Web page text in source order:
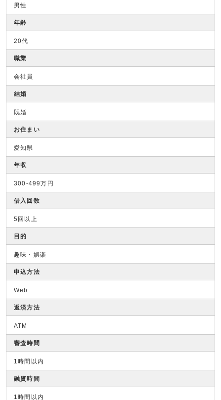
男性
年齢
20代
職業
会社員
結婚
既婚
お住まい
愛知県
年収
300-499万円
借入回数
5回以上
目的
趣味・娯楽
申込方法
Web
返済方法
ATM
審査時間
1時間以内
融資時間
1時間以内